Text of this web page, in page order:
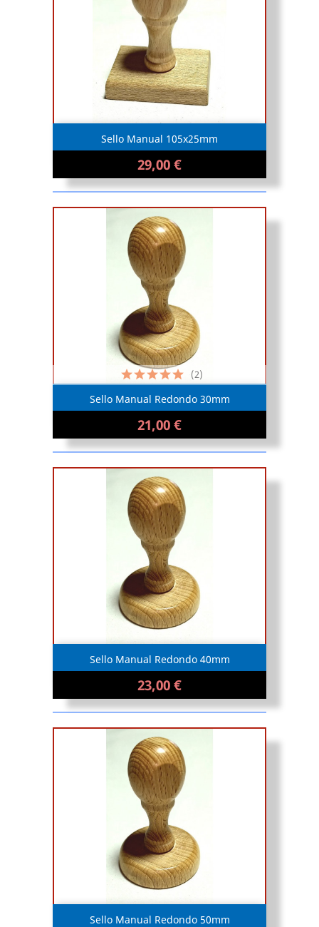
Sello Manual 105x25mm
29,00 €
Sello Manual Redondo 30mm
21,00 €
(2)
Sello Manual Redondo 40mm
23,00 €
Sello Manual Redondo 50mm